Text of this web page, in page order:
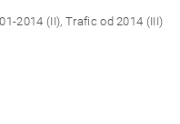
2014 (II), Trafic od 2014 (III)